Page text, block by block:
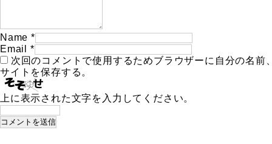
Name *
Email
*
次回のコメントで使用するためブラウザーに自分の名前
サイトを保存する。
上に表示された文字を入力してください。